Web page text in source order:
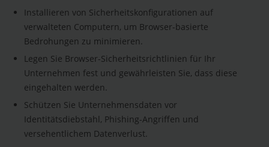
Installieren von Sicherheitskonfigurationen auf
verwalteten Computern, um Browser-basierte
Bedrohungen zu minimieren.
Legen Sie Browser-Sicherheitsrichtlinien für Ihr
Unternehmen fest und gewährleisten Sie, dass diese
eingehalten werden.
Schützen Sie Unternehmensdaten vor
Identitätsdiebstahl, Phishing-Angriffen und
versehentlichem Datenverlust.